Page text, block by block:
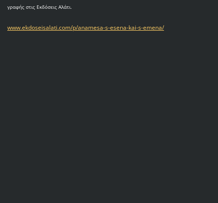
γραφής στις Εκδόσεις Αλάτι.
www.ekdoseisalati.com/p/anamesa-s-esena-kai-s-emena/